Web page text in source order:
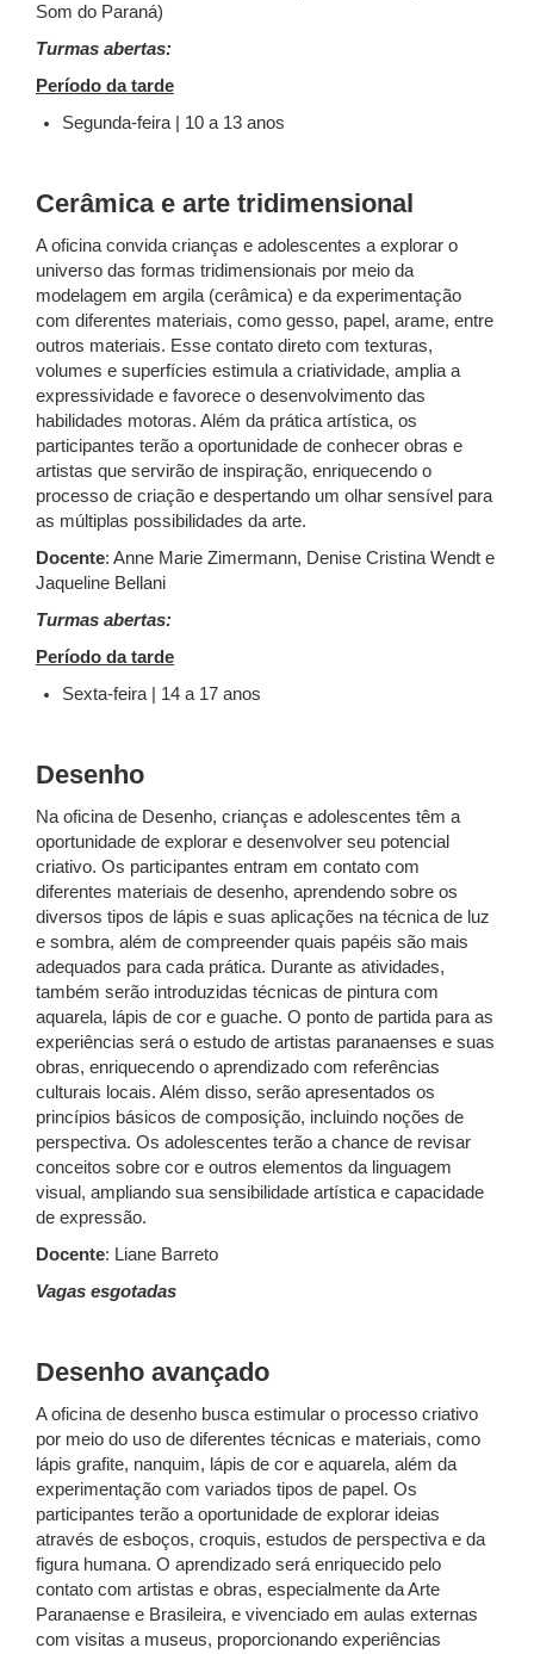
Som do Paraná)
Turmas abertas:
Período da tarde
Segunda-feira | 10 a 13 anos
Cerâmica e arte tridimensional
A oficina convida crianças e adolescentes a explorar o
universo das formas tridimensionais por meio da
modelagem em argila (cerâmica) e da experimentação
com diferentes materiais, como gesso, papel, arame, entre
outros materiais. Esse contato direto com texturas,
volumes e superfícies estimula a criatividade, amplia a
expressividade e favorece o desenvolvimento das
habilidades motoras. Além da prática artística, os
participantes terão a oportunidade de conhecer obras e
artistas que servirão de inspiração, enriquecendo o
processo de criação e despertando um olhar sensível para
as múltiplas possibilidades da arte.
Docente: Anne Marie Zimermann, Denise Cristina Wendt e
Jaqueline Bellani
Turmas abertas:
Período da tarde
Sexta-feira | 14 a 17 anos
Desenho
Na oficina de Desenho, crianças e adolescentes têm a
oportunidade de explorar e desenvolver seu potencial
criativo. Os participantes entram em contato com
diferentes materiais de desenho, aprendendo sobre os
diversos tipos de lápis e suas aplicações na técnica de luz
e sombra, além de compreender quais papéis são mais
adequados para cada prática. Durante as atividades,
também serão introduzidas técnicas de pintura com
aquarela, lápis de cor e guache. O ponto de partida para as
experiências será o estudo de artistas paranaenses e suas
obras, enriquecendo o aprendizado com referências
culturais locais. Além disso, serão apresentados os
princípios básicos de composição, incluindo noções de
perspectiva. Os adolescentes terão a chance de revisar
conceitos sobre cor e outros elementos da linguagem
visual, ampliando sua sensibilidade artística e capacidade
de expressão.
Docente: Liane Barreto
Vagas esgotadas
Desenho avançado
A oficina de desenho busca estimular o processo criativo
por meio do uso de diferentes técnicas e materiais, como
lápis grafite, nanquim, lápis de cor e aquarela, além da
experimentação com variados tipos de papel. Os
participantes terão a oportunidade de explorar ideias
através de esboços, croquis, estudos de perspectiva e da
figura humana. O aprendizado será enriquecido pelo
contato com artistas e obras, especialmente da Arte
Paranaense e Brasileira, e vivenciado em aulas externas
com visitas a museus, proporcionando experiências